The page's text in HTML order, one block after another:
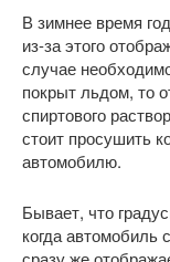
В зимнее время
из-за этого
случае
покрыт льдом, то
спиртового
стоит просушить
автомобилю.
Бывает, что
когда автомобиль